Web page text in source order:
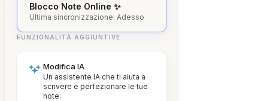
Blocco Note Online ✨
Ultima sincronizzazione: Adesso
FUNZIONALITÀ AGGIUNTIVE
Modifica IA
Un assistente IA che ti aiuta a
scrivere e perfezionare le tue
note.